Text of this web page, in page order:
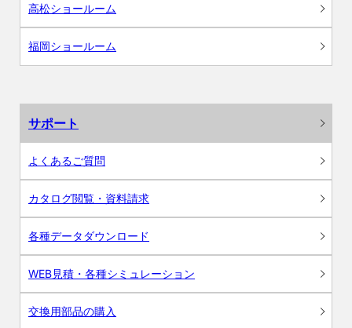
高松ショールーム
福岡ショールーム
サポート
よくあるご質問
カタログ閲覧・資料請求
各種データダウンロード
WEB見積・各種シミュレーション
交換用部品の購入